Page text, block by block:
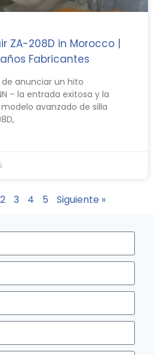
ZA-208D in Morocco |
Fabricantes
anunciar un hito
– la entrada exitosa y la
avanzado de silla
2 3 4 5 Siguiente »